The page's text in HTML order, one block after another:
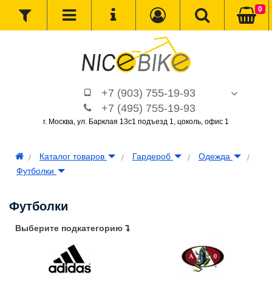
+7 (903) 755-19-93
+7 (495) 755-19-93
г. Москва, ул. Барклая 13с1 подъезд 1, цоколь, офис 1
0
Каталог товаров Гардероб
Одежда
Футболки
Футболки
Выберите подкатегорию